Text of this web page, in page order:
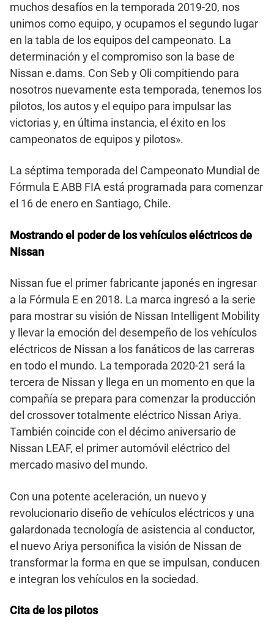
muchos desafíos en la temporada 2019-20, nos
unimos como equipo, y ocupamos el segundo lugar
en la tabla de los equipos del campeonato. La
determinación y el compromiso son la base de
Nissan e.dams. Con Seb y Oli compitiendo para
nosotros nuevamente esta temporada, tenemos los
pilotos, los autos y el equipo para impulsar las
victorias y, en última instancia, el éxito en los
campeonatos de equipos y pilotos».
La séptima temporada del Campeonato Mundial de
Fórmula E ABB FIA está programada para comenzar
el 16 de enero en Santiago, Chile.
Mostrando el poder de los vehículos eléctricos de
Nissan
Nissan fue el primer fabricante japonés en ingresar
a la Fórmula E en 2018. La marca ingresó a la serie
para mostrar su visión de Nissan Intelligent Mobility
y llevar la emoción del desempeño de los vehículos
eléctricos de Nissan a los fanáticos de las carreras
en todo el mundo. La temporada 2020-21 será la
tercera de Nissan y llega en un momento en que la
compañía se prepara para comenzar la producción
del crossover totalmente eléctrico Nissan Ariya.
También coincide con el décimo aniversario de
Nissan LEAF, el primer automóvil eléctrico del
mercado masivo del mundo.
Con una potente aceleración, un nuevo y
revolucionario diseño de vehículos eléctricos y una
galardonada tecnología de asistencia al conductor,
el nuevo Ariya personifica la visión de Nissan de
transformar la forma en que se impulsan, conducen
e integran los vehículos en la sociedad.
Cita de los pilotos